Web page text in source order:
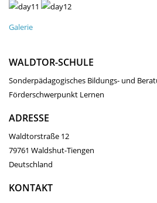
Galerie
WALDTOR-SCHULE
Sonderpädagogisches Bildungs- und
Förderschwerpunkt Lernen
ADRESSE
Waldtorstraße 12
79761 Waldshut-Tiengen
Deutschland
KONTAKT